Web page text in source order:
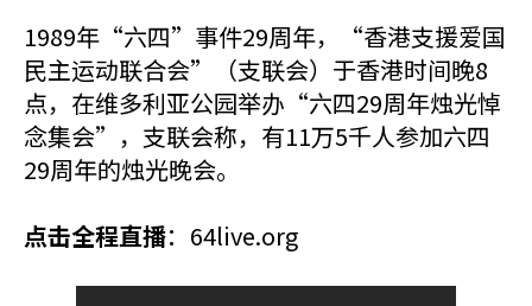
1989年“六四”事件29周年，“香港支援爱国
民主运动联合会”（支联会）于香港时间晚8
点，在维多利亚公园举办“六四29周年烛光悼
念集会”，支联会称，有11万5千人参加六四
29周年的烛光晚会。
点击全程直播：64live.org